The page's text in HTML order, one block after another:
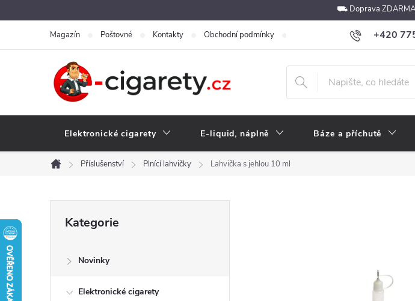
na
⛟ Doprava
+420
Magazín Poštovné Kontakty Obchodní podmínky Podmínky ochrany osobních údajů
Elektronické cigarety E-liquid, náplně Báze a příchutě
Domů
Příslušenství Plnící lahvičky Lahvička s jehlou 10 ml
kategorie
Kategorie
Novinky
Elektronické cigarety